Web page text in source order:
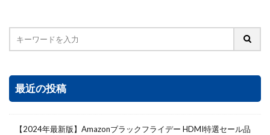
最近の投稿
【2024年最新版】Amazonブラックフライデー HDMI特選セール品